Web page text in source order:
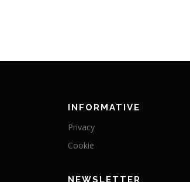
INFORMATIVE
Privacy
Cookie
NEWSLETTER